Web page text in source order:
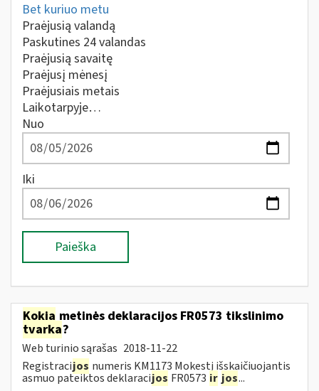
Bet kuriuo metu
Praėjusią valandą
Paskutines 24 valandas
Praėjusią savaitę
Praėjusį mėnesį
Praėjusiais metais
Laikotarpyje…
Nuo
Iki
Paieška
Kokia metinės deklaracijos FR0573 tikslinimo
tvarka?
Web turinio sąrašas 2018-11-22
Registracijos numeris KM1173 Mokestį išskaičiuojantis
asmuo pateiktos deklaracijos FR0573 ir jos...